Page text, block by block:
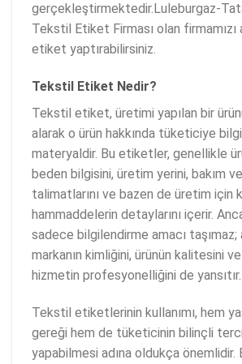
gerçekleştirmektedir.Luleburgaz-
Tekstil Etiket Firması olan firmamızı
etiket yaptırabilirsiniz.
Tekstil Etiket Nedir?
Tekstil etiket, üretimi yapılan bir
alarak o ürün hakkında tüketiciye
materyaldir. Bu etiketler, genellikle
beden bilgisini, üretim yerini, bakım
talimatlarını ve bazen de üretim için
hammaddelerin detaylarını içerir.
sadece bilgilendirme amacı taşımaz;
markanın kimliğini, ürünün kalitesini
hizmetin profesyonelliğini de yansıtır.
Tekstil etiketlerinin kullanımı, hem
gereği hem de tüketicinin bilinçli
yapabilmesi adına oldukça önemlidir.